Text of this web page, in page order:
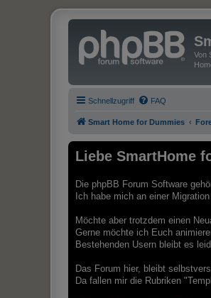
Von
Schnellzugriff FAQ
Smart Home for Dummies
Liebe SmartHome
Die phpBB Forum Software
Ich habe mich an einer
Möchte aber trotzdem einen
Gerne möchte ich Euch
Bestehenden Usern bleibt es
Das Forum hier, bleibt
Da fallen mir die Rubriken